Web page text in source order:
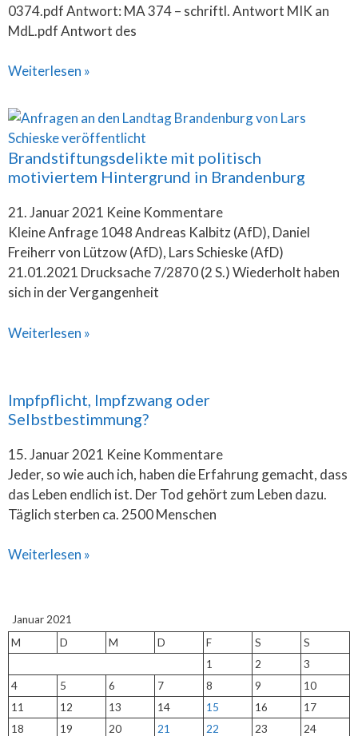
0374.pdf Antwort: MA 374 – schriftl. Antwort MIK an
MdL.pdf Antwort des
Weiterlesen »
Brandstiftungsdelikte mit politisch
motiviertem Hintergrund in Brandenburg
21. Januar 2021 Keine Kommentare
Kleine Anfrage 1048 Andreas Kalbitz (AfD), Daniel
Freiherr von Lützow (AfD), Lars Schieske (AfD)
21.01.2021 Drucksache 7/2870 (2 S.) Wiederholt haben
sich in der Vergangenheit
Weiterlesen »
Impfpflicht, Impfzwang oder
Selbstbestimmung?
15. Januar 2021 Keine Kommentare
Jeder, so wie auch ich, haben die Erfahrung gemacht, dass
das Leben endlich ist. Der Tod gehört zum Leben dazu.
Täglich sterben ca. 2500 Menschen
Weiterlesen »
Januar 2021
M
D M D F S
S
1
2
3
4
5 6 7 8 9
10
11
12 13 14 15 16
17
18
19 20 21 22 23
24